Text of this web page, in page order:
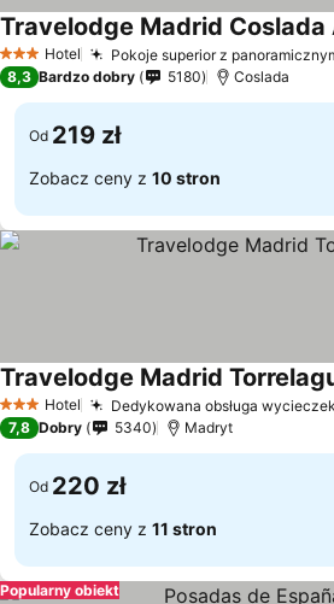
3 Kategoria
Hotel Pokoje superior z
Travelodge Madrid
8,3 Bardzo dobry 5180 Coslada
Od 219 zł
Zobacz ceny z 10 stron
3 Kategoria
Hotel Dedykowana obsługa
Travelodge Madrid
7,8 Dobry 5340 Madryt
Od 220 zł
Zobacz ceny z 11 stron
Popularny obiekt